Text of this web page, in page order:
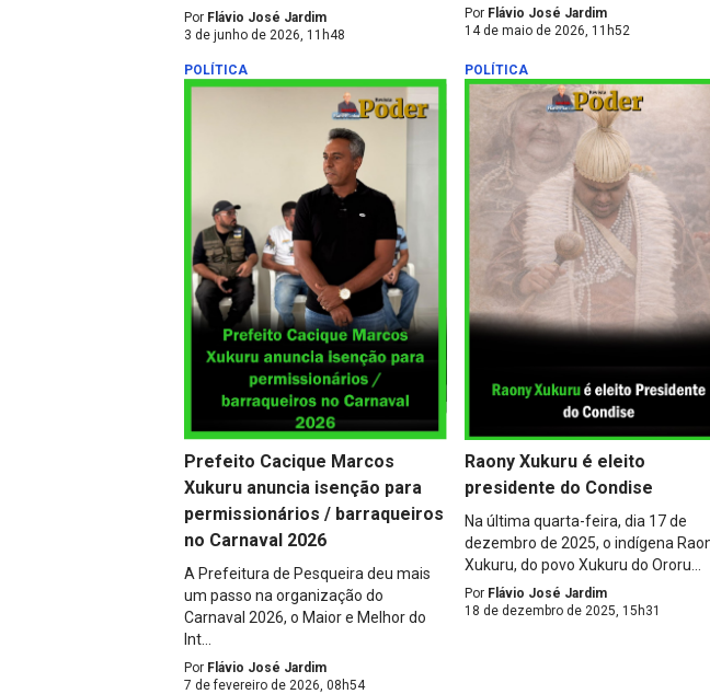
Por Flávio José Jardim
3 de junho de 2026, 11h48
Por Flávio José Jardim
14 de maio de 2026, 11h52
POLÍTICA
Prefeito Cacique Marcos
Xukuru anuncia isenção para
permissionários / barraqueiros
no Carnaval 2026
A Prefeitura de Pesqueira deu mais
um passo na organização do
Carnaval 2026, o Maior e Melhor do
Int...
Por Flávio José Jardim
7 de fevereiro de 2026, 08h54
POLÍTICA
Raony Xukuru é eleito
presidente do Condise
Na última quarta-feira, dia 17 de
dezembro de 2025, o indígena
Xukuru, do povo Xukuru do Ororu...
Por Flávio José Jardim
18 de dezembro de 2025, 15h31